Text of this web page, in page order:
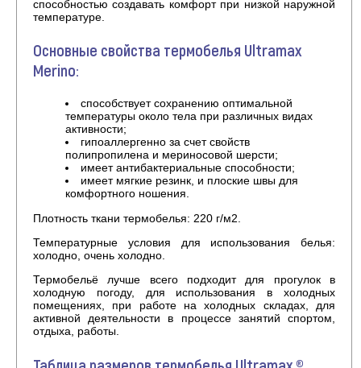
способностью создавать комфорт при низкой наружной
температуре.
Основные свойства термобелья Ultramax
Merino:
способствует сохранению оптимальной
температуры около тела при различных видах
активности;
гипоаллергенно за счет свойств
полипропилена и мериносовой шерсти;
имеет антибактериальные способности;
имеет мягкие резинк, и плоские швы для
комфортного ношения.
Плотность ткани термобелья: 220 г/м2.
Температурные условия для использования белья:
холодно, очень холодно.
Термобельё лучше всего подходит для прогулок в
холодную погоду, для использования в холодных
помещениях, при работе на холодных складах, для
активной деятельности в процессе занятий спортом,
отдыха, работы.